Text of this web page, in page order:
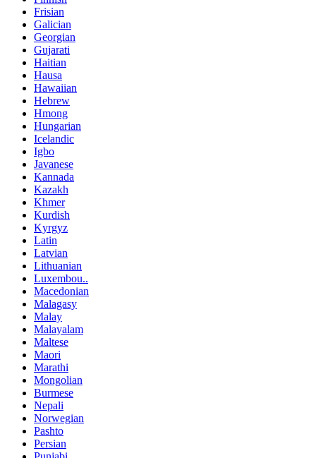
Frisian
Galician
Georgian
Gujarati
Haitian
Hausa
Hawaiian
Hebrew
Hmong
Hungarian
Icelandic
Igbo
Javanese
Kannada
Kazakh
Khmer
Kurdish
Kyrgyz
Latin
Latvian
Lithuanian
Luxembou..
Macedonian
Malagasy
Malay
Malayalam
Maltese
Maori
Marathi
Mongolian
Burmese
Nepali
Norwegian
Pashto
Persian